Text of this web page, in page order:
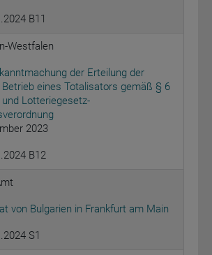
B11
Westfalen
der Erteilung der
Betrieb eines Totalisators gemäß § 6
Lotteriegesetz-
2023
B12
von Bulgarien in Frankfurt am Main
S1